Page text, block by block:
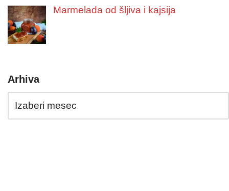
Marmelada od šljiva i kajsija
Arhiva